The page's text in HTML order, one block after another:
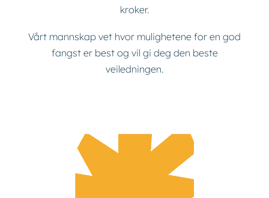
kroker.
Vårt mannskap vet hvor mulighetene for en god
fangst er best og vil gi deg den beste
veiledningen.